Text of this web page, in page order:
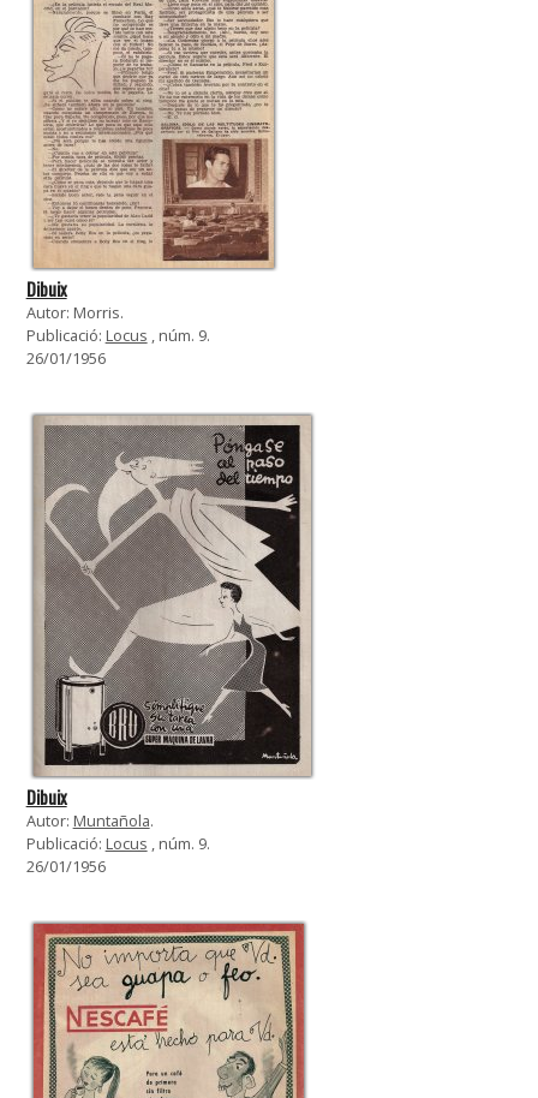
Dibuix
Autor: Morris.
Publicació: Locus , núm. 9.
26/01/1956
Dibuix
Autor: Muntañola.
Publicació: Locus , núm. 9.
26/01/1956